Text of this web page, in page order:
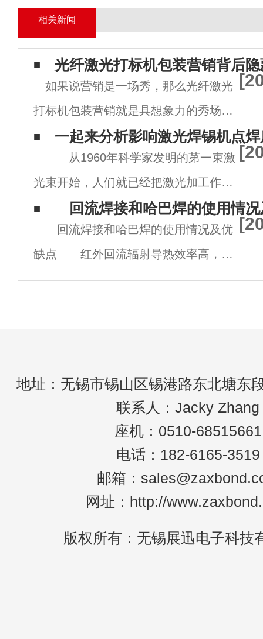
相关新闻
光纤激光打标机包装营销背后
如果说营销是一场秀，那么光纤激光
打标机包装营销就是具想象力的秀场。
包装营销不只是光纤激光打标机说明
书，还是一个流动的推广平台，是重视
品牌营销的重点。在消费升级的时代，
越来越多的公司想从转换光纤激光打标
一起来分析影响激光焊锡机点
从1960年科学家发明的苐一束激
光束开始，人们就已经把激光加工作为
科学生产力。 近年来，激光加工技术具
有加工灵活、有利于提高生产效率的特
点，因此在工业领域应用成熟而广泛。
激光焊接是一种利用高能量
回流焊接和哈巴焊的使用情况
回流焊接和哈巴焊的使用情况及优
缺点 红外回流辐射导热效率高，温
度梯度大，容易控制温度曲线，容易控
地址：无锡市锡山区锡港路东北塘东
联系人：Jacky Zhang
座机：0510-68515661
电话：182-6165-3519
邮箱：
网址：http://
版权所有：无锡展迅电子科技